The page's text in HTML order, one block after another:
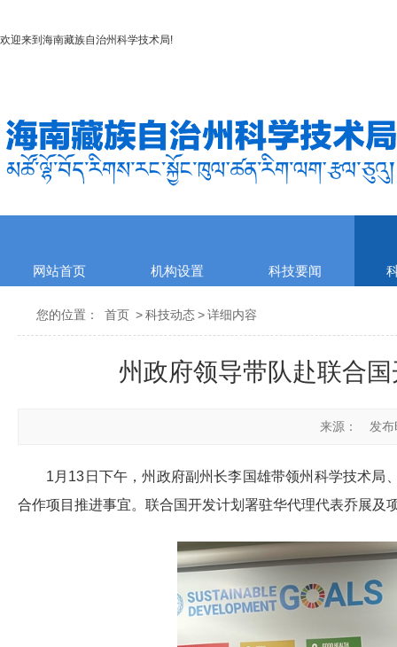
欢迎来到 海南藏族自治州科学技术局!
网站首页 机构设置 科技要闻
您的位置： 首页 >科技动态>详细内容
州政府领导带队赴联合
来源： 发
1月13日下午，州政府副州长李国雄带领州科学技术局
合作项目推进事宜。联合国开发计划署驻华代理代表乔展及